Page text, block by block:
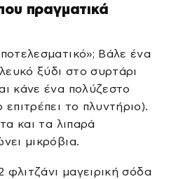
πραγματικά
Βάλε ένα
ξύδι στο συρτάρι
κάνε ένα πολύζεστο
το πλυντήριο).
και τα λιπαρά
μικρόβια.
φλιτζάνι μαγειρική σόδα